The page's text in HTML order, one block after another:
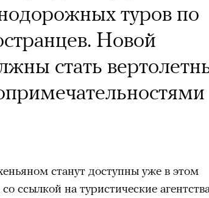
туров по
Новой
стать
станут доступны уже в этом
со ссылкой на туристические